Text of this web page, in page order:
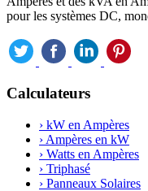
pour les systèmes DC,
Calculateurs
› kW en Ampères
› Ampères en kW
› Watts en Ampères
› Triphasé
› Panneaux Solaires